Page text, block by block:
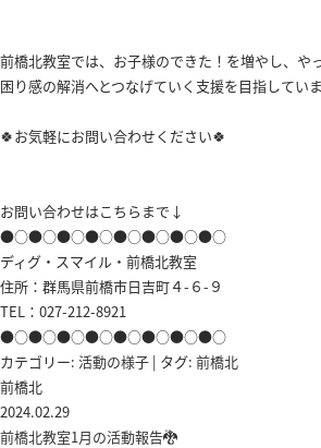
前橋北教室では、お子様のできた！を増やし、や
困り感の解消へとつなげていく支援を目指してい
🍀お気軽にお問い合わせください🍀
お問い合わせはこちらまで↓
●○●○●○●○●○●○●○●○
ディグ・スマイル・前橋北教室
住所：群馬県前橋市日吉町４-６-９
TEL：027-212-8921
●○●○●○●○●○●○●○●○
カテゴリー: 活動の様子 | タグ: 前橋北
前橋北
2024.02.29
前橋北教室1月の活動報告🐉